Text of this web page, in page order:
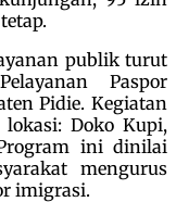
publik turut
Paspor
Pidie. Kegiatan
Doko Kupi,
ini dinilai
mengurus
imigrasi.